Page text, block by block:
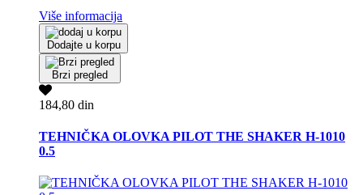
Više informacija
Dodajte u korpu
Brzi pregled
184,80 din
TEHNIČKA OLOVKA PILOT THE SHAKER H-1010
0.5